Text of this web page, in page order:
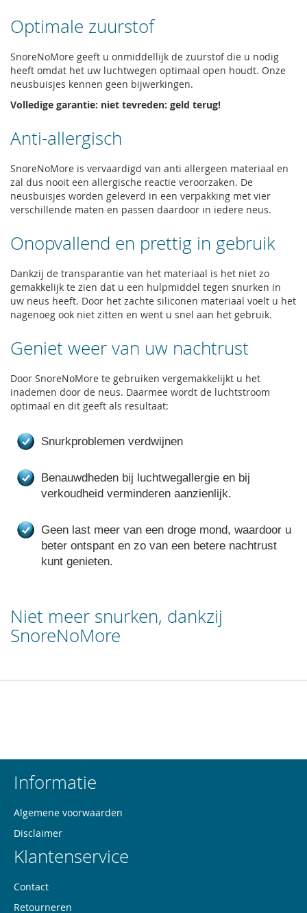
Optimale zuurstof
SnoreNoMore geeft u onmiddellijk de zuurstof die u nodig
heeft omdat het uw luchtwegen optimaal open houdt. Onze
neusbuisjes kennen geen bijwerkingen.
Volledige garantie: niet tevreden: geld terug!
Anti-allergisch
SnoreNoMore is vervaardigd van anti allergeen materiaal en
zal dus nooit een allergische reactie veroorzaken. De
neusbuisjes worden geleverd in een verpakking met vier
verschillende maten en passen daardoor in iedere neus.
Onopvallend en prettig in gebruik
Dankzij de transparantie van het materiaal is het niet zo
gemakkelijk te zien dat u een hulpmiddel tegen snurken in
uw neus heeft. Door het zachte siliconen materiaal voelt u het
nagenoeg ook niet zitten en went u snel aan het gebruik.
Geniet weer van uw nachtrust
Door SnoreNoMore te gebruiken vergemakkelijkt u het
inademen door de neus. Daarmee wordt de luchtstroom
optimaal en dit geeft als resultaat:
Snurkproblemen verdwijnen
Benauwdheden bij luchtwegallergie en bij
verkoudheid verminderen aanzienlijk.
Geen last meer van een droge mond, waardoor u
beter ontspant en zo van een betere nachtrust
kunt genieten.
Niet meer snurken, dankzij
SnoreNoMore
Informatie
Algemene voorwaarden
Disclaimer
Klantenservice
Contact
Retourneren